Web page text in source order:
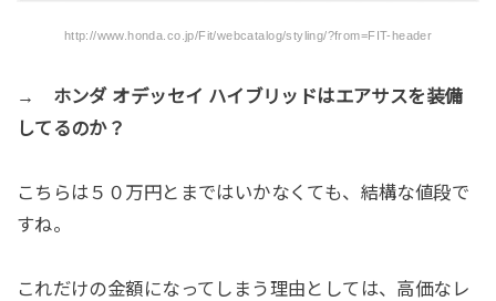
http://www.honda.co.jp/Fit/webcatalog/styling/?from=FIT-header
→ ホンダ オデッセイ ハイブリッドはエアサスを装備
してるのか？
こちらは５０万円とまではいかなくても、結構な値段で
すね。
これだけの金額になってしまう理由としては、高価なレ